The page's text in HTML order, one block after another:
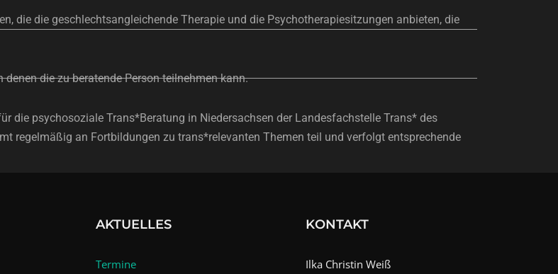
die die geschlechtsangleichende Therapie und die Psychotherapiesitzungen anbieten, die
die zu beratende Person teilnehmen kann.
die psychosoziale Trans*Beratung in Niedersachsen der Landesfachstelle Trans* des
regelmäßig an Fortbildungen zu trans*relevanten Themen teil und verfolgt entsprechende
AKTUELLES
Termine
KONTAKT
Ilka Christin Weiß